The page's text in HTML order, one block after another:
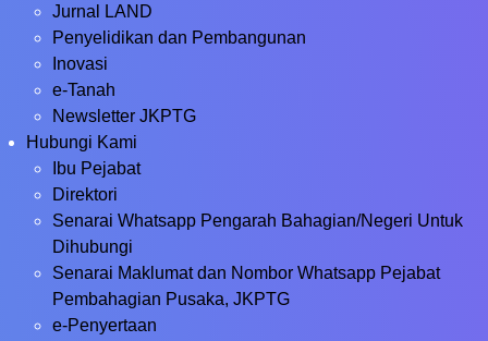
Jurnal LAND
Penyelidikan dan Pembangunan
Inovasi
e-Tanah
Newsletter JKPTG
Hubungi Kami
Ibu Pejabat
Direktori
Senarai Whatsapp Pengarah Bahagian/Negeri Untuk
Dihubungi
Senarai Maklumat dan Nombor Whatsapp Pejabat
Pembahagian Pusaka, JKPTG
e-Penyertaan